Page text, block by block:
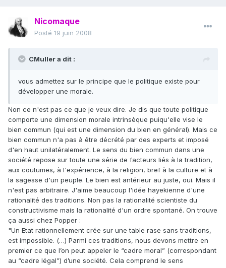
Nicomaque
Posté 19 juin 2008
CMuller a dit :
vous admettez sur le principe que le politique existe pour
développer une morale.
Non ce n'est pas ce que je veux dire. Je dis que toute politique
comporte une dimension morale intrinsèque puiqu'elle vise le
bien commun (qui est une dimension du bien en général). Mais ce
bien commun n'a pas à être décrété par des experts et imposé
d'en haut unilatéralement. Le sens du bien commun dans une
société repose sur toute une série de facteurs liés à la tradition,
aux coutumes, à l'expérience, à la religion, bref à la culture et à
la sagesse d'un peuple. Le bien est antérieur au juste, oui. Mais il
n'est pas arbitraire. J'aime beaucoup l'idée hayekienne d'une
rationalité des traditions. Non pas la rationalité scientiste du
constructivisme mais la rationalité d'un ordre spontané. On trouve
ça aussi chez Popper :
"Un Etat rationnellement crée sur une table rase sans traditions,
est impossible. (…) Parmi ces traditions, nous devons mettre en
premier ce que l’on peut appeler le “cadre moral” (correspondant
au “cadre légal”) d’une société. Cela comprend le sens